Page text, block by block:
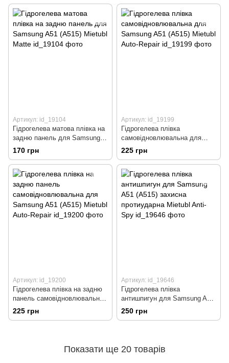
Артикул: id_19104
Гідрогелева матова плівка на
задню панель для Samsung
A51 (A515) Mietubl Matte
170 грн
Артикул: id_19199
Гідрогелева плівка
самовідновлювальна для
Samsung A51 (A515) Mietubl
Auto-Repair
225 грн
Артикул: id_19200
Гідрогелева плівка на задню
панель самовідновлювальна
для Samsung A51 (A515)
Mietubl Auto-Repair
225 грн
Артикул: id_19646
Гідрогелева плівка
антишпигун для Samsung A51
(A515) захисна протиударна
Mietubl Anti-Spy
250 грн
Показати ще 20 товарів